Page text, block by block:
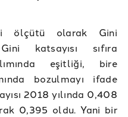
ölçütü olarak Gini
katsayısı sıfıra
eşitliği, bire
bozulmayı ifade
2018 yılında 0,408
0,395 oldu. Yani bir